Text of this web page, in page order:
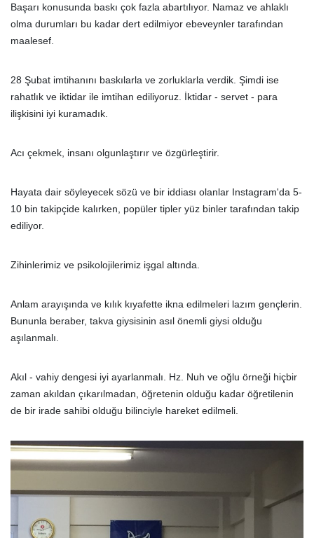
Başarı konusunda baskı çok fazla abartılıyor. Namaz ve ahlaklı
olma durumları bu kadar dert edilmiyor ebeveynler tarafından
maalesef.
28 Şubat imtihanını baskılarla ve zorluklarla verdik. Şimdi ise
rahatlık ve iktidar ile imtihan ediliyoruz. İktidar - servet - para
ilişkisini iyi kuramadık.
Acı çekmek, insanı olgunlaştırır ve özgürleştirir.
Hayata dair söyleyecek sözü ve bir iddiası olanlar Instagram'da 5-
10 bin takipçide kalırken, popüler tipler yüz binler tarafından takip
ediliyor.
Zihinlerimiz ve psikolojilerimiz işgal altında.
Anlam arayışında ve kılık kıyafette ikna edilmeleri lazım gençlerin.
Bununla beraber, takva giysisinin asıl önemli giysi olduğu
aşılanmalı.
Akıl - vahiy dengesi iyi ayarlanmalı. Hz. Nuh ve oğlu örneği hiçbir
zaman akıldan çıkarılmadan, öğretenin olduğu kadar öğretilenin
de bir irade sahibi olduğu bilinciyle hareket edilmeli.